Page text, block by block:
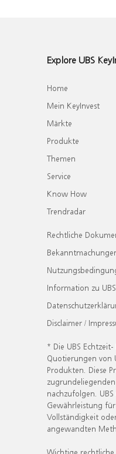
Explore UBS
Home
Mein KeyInvest
Märkte
Produkte
Themen
Service
Know How
Trendradar
Rechtliche
Information zu UBS
Disclaimer /
* Die UBS
Quotierungen von
Produkten. Diese
nachzufolgen.
Gewährleistung
Vollständigkeit
angewandten